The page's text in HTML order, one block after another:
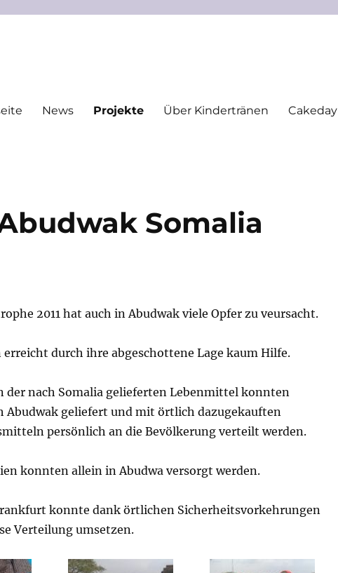
News Projekte Über Kindertränen Cakeday
Somalia
2011 hat auch in Abudwak viele Opfer zu veursacht.
erreicht durch ihre abgeschottene Lage kaum Hilfe.
der nach Somalia gelieferten Lebenmittel konnten
Abudwak geliefert und mit örtlich dazugekauften
persönlich an die Bevölkerung verteilt werden.
konnten allein in Abudwa versorgt werden.
konnte dank örtlichen Sicherheitsvorkehrungen
Verteilung umsetzen.